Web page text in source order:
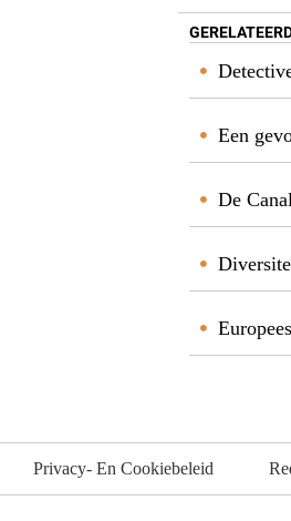
Een
De
Privacy- En Cookiebeleid